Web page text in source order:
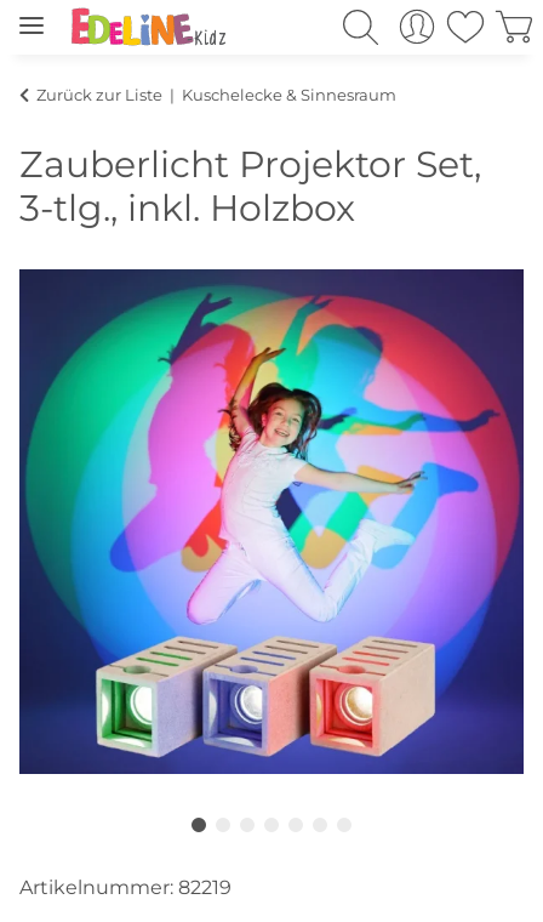
Zurück zur Liste Kuschelecke & Sinnesraum
Zauberlicht Projektor Set,
3-tlg., inkl. Holzbox
Artikelnummer: 82219